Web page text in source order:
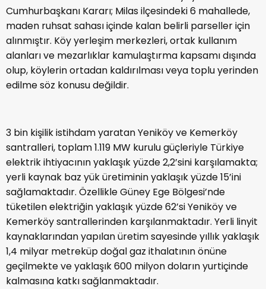
Cumhurbaşkanı Kararı; Milas ilçesindeki 6 mahallede,
maden ruhsat sahası içinde kalan belirli parseller için
alınmıştır. Köy yerleşim merkezleri, ortak kullanım
alanları ve mezarlıklar kamulaştırma kapsamı dışında
olup, köylerin ortadan kaldırılması veya toplu yerinden
edilme söz konusu değildir.
3 bin kişilik istihdam yaratan Yeniköy ve Kemerköy
santralleri, toplam 1.119 MW kurulu güçleriyle Türkiye
elektrik ihtiyacının yaklaşık yüzde 2,2’sini karşılamakta;
yerli kaynak baz yük üretiminin yaklaşık yüzde 15’ini
sağlamaktadır. Özellikle Güney Ege Bölgesi’nde
tüketilen elektriğin yaklaşık yüzde 62’si Yeniköy ve
Kemerköy santrallerinden karşılanmaktadır. Yerli linyit
kaynaklarından yapılan üretim sayesinde yıllık yaklaşık
1,4 milyar metreküp doğal gaz ithalatının önüne
geçilmekte ve yaklaşık 600 milyon doların yurtiçinde
kalmasına katkı sağlanmaktadır.